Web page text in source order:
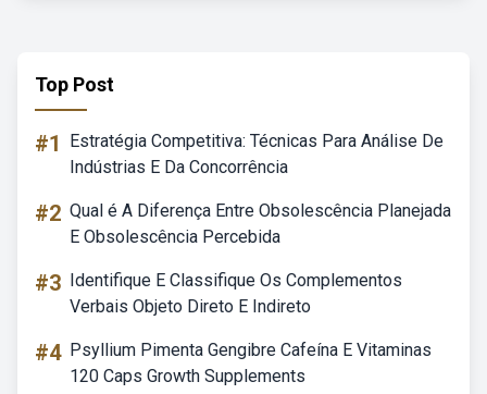
Top Post
#1
Estratégia Competitiva: Técnicas Para Análise De
Indústrias E Da Concorrência
#2 Qual é A Diferença Entre Obsolescência Planejada
E Obsolescência Percebida
#3 Identifique E Classifique Os Complementos
Verbais Objeto Direto E Indireto
#4 Psyllium Pimenta Gengibre Cafeína E Vitaminas
120 Caps Growth Supplements